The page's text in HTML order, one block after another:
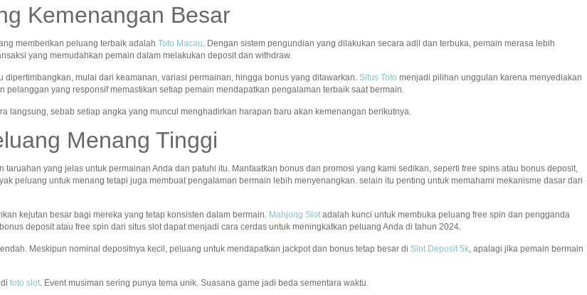
Kemenangan Besar
memberikan peluang terbaik adalah Toto Macau. Dengan sistem pengundian yang dilakukan secara adil dan terbuka, pemain merasa lebih
yang memudahkan pemain dalam melakukan deposit dan withdraw.
mulai dari keamanan, variasi permainan, hingga bonus yang ditawarkan. Situs Toto menjadi pilihan unggulan karena menyediakan
yang responsif memastikan setiap pemain mendapatkan pengalaman terbaik saat bermain.
langsung, sebab setiap angka yang muncul menghadirkan harapan baru akan kemenangan berikutnya.
Menang Tinggi
yang jelas untuk permainan Anda dan patuhi itu. Manfaatkan bonus dan promosi yang kami sedikan, seperti free spins atau bonus deposit,
peluang untuk menang tetapi juga membuat pengalaman bermain lebih menyenangkan. selain itu penting untuk memahami mekanisme dasar dari
kejutan besar bagi mereka yang tetap konsisten dalam bermain. Mahjong Slotadalah kunci untuk membuka peluang free spin dan pengganda
deposit atau free spin dari situs slot dapat menjadi cara cerdas untuk meningkatkan peluang Anda di tahun 2024.
Meskipun nominal depositnya kecil, peluang untuk mendapatkan jackpot dan bonus tetap besar di Slot Deposit 5k, apalagi jika pemain bermain
toto slot. Event musiman sering punya tema unik. Suasana game jadi beda sementara waktu.